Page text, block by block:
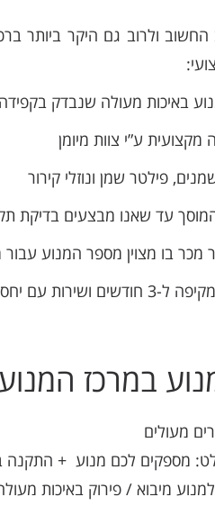
החשוב ולרוב גם היקר ביותר
באיכות מעולה שנבדק בקפידה
ע”י צוות מיומן
פילטר שמן ונוזלי קירור
עד שאנו מבצעים בדיקת
בו מצוין מספר המנוע עבור
אישי לכל אורך הדרך (:
במרכז
מעולים
מספקים לכם מנוע + התקנה
מיבוא / פירוק באיכות